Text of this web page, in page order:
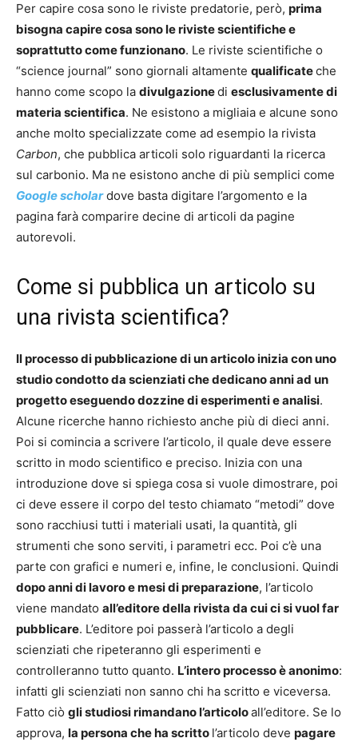
Per capire cosa sono le riviste predatorie, però, prima
bisogna capire cosa sono le riviste scientifiche e
soprattutto come funzionano. Le riviste scientifiche o
“science journal” sono giornali altamente qualificateche
hanno come scopo la divulgazionedi esclusivamente di
materia scientifica. Ne esistono a migliaia e alcune sono
anche molto specializzate come ad esempio la rivista
Carbon, che pubblica articoli solo riguardanti la ricerca
sul carbonio. Ma ne esistono anche di più semplici come
Google scholardove basta digitare l’argomento e la
pagina farà comparire decine di articoli da pagine
autorevoli.
Come si pubblica un articolo su
una rivista scientifica?
Il processo di pubblicazione di un articolo inizia con uno
studio condotto da scienziati che dedicano anni ad un
progetto eseguendo dozzine di esperimenti e analisi.
Alcune ricerche hanno richiesto anche più di dieci anni.
Poi si comincia a scrivere l’articolo, il quale deve essere
scritto in modo scientifico e preciso. Inizia con una
introduzione dove si spiega cosa si vuole dimostrare, poi
ci deve essere il corpo del testo chiamato “metodi” dove
sono racchiusi tutti i materiali usati, la quantità, gli
strumenti che sono serviti, i parametri ecc. Poi c’è una
parte con grafici e numeri e, infine, le conclusioni. Quindi
dopo anni di lavoro e mesi di preparazione, l’articolo
viene mandato all’editore della rivista da cui ci si vuol far
pubblicare. L’editore poi passerà l’articolo a degli
scienziati che ripeteranno gli esperimenti e
controlleranno tutto quanto. L’intero processo è anonimo:
infatti gli scienziati non sanno chi ha scritto e viceversa.
Fatto ciò gli studiosi rimandano l’articoloall’editore. Se lo
approva, la persona che ha scritto l’articolo deve pagare